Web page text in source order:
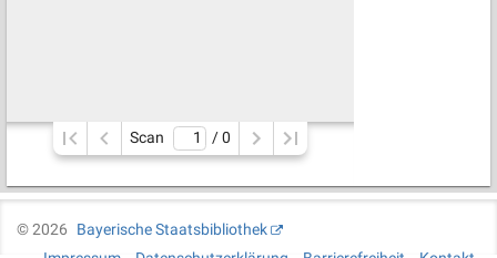
Scan / 0
©2026
Bayerische Staatsbibliothek